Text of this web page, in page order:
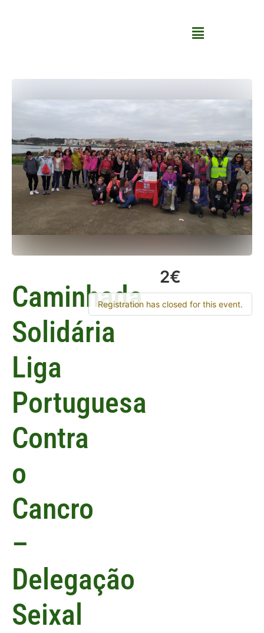
Caminhada
Solidária
Liga
Portuguesa
Contra
o
Cancro
–
Delegação
Seixal
2€
Registration has closed for this event.